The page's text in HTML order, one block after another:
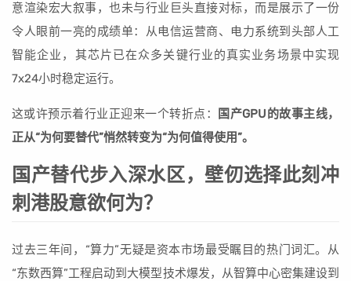
意渲染宏大叙事，也未与行业巨头直接对标，而是展示了一份
令人眼前一亮的成绩单：从电信运营商、电力系统到头部人工
智能企业，其芯片已在众多关键行业的真实业务场景中实现
7x24小时稳定运行。
这或许预示着行业正迎来一个转折点：
国产GPU的故事主线，
正从“为何要替代”悄然转变为“为何值得使用”。
国产替代步入深水区，壁仞选择此刻冲
刺港股意欲何为？
过去三年间，“算力”无疑是资本市场最受瞩目的热门词汇。从
“东数西算”工程启动到大模型技术爆发，从智算中心密集建设到